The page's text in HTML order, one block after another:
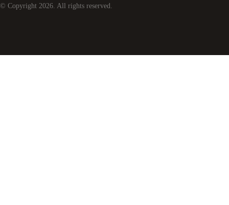
© Copyright 2026 . All rights reserved.